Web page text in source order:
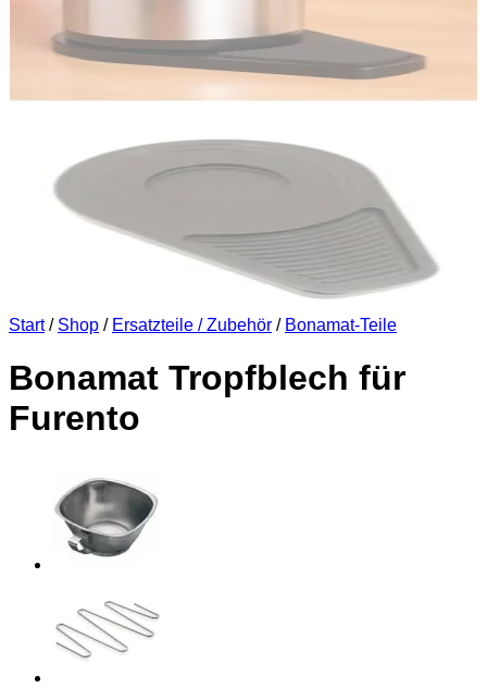
Start / Shop / Ersatzteile / Zubehör / Bonamat-Teile
Bonamat Tropfblech für
Furento